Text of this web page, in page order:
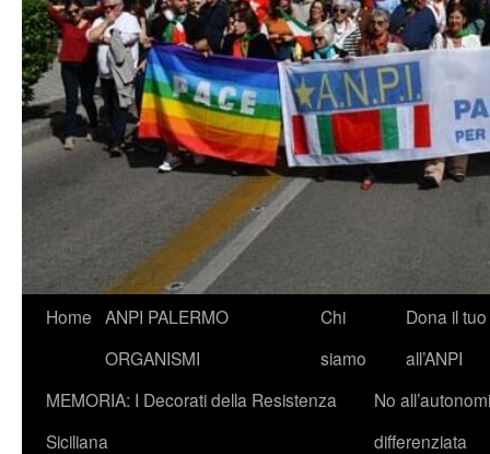
Vai
contenuto
Home ANPI PALERMO
ORGANISMI
Chi
siamo
Dona il
all’ANPI
MEMORIA: I Decorati della Resistenza
Siciliana
No
differenziata